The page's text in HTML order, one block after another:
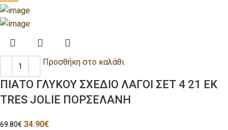
Προσθήκη στο καλάθι
ΠΙΑΤΟ ΓΛΥΚΟΥ ΣΧΕΔΙΟ ΛΑΓΟΙ ΣΕΤ 4 21 ΕΚ
TRES JOLIE ΠΟΡΣΕΛΑΝΗ
69.80€ 34.90€